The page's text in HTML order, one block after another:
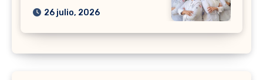
26 julio, 2026